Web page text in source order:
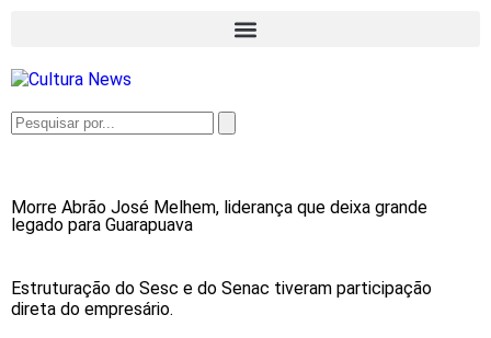
Morre Abrão José Melhem, liderança que deixa grande
legado para Guarapuava
Estruturação do Sesc e do Senac tiveram participação
direta do empresário.